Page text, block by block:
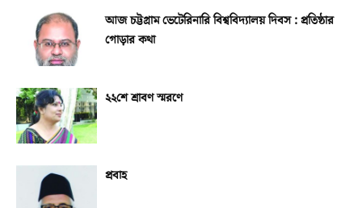
আজ চট্টগ্রাম ভেটেরিনারি বিশ্ববিদ্যালয় দিবস : প্রতিষ্ঠার
গোড়ার কথা
২২শে শ্রাবণ স্মরণে
প্রবাহ